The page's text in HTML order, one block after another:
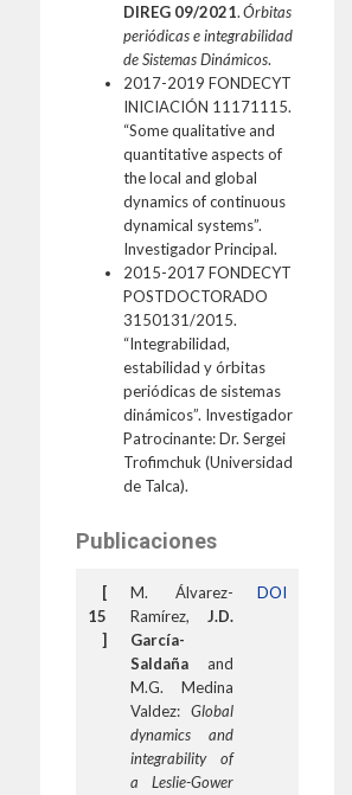
DIREG 09/2021.Órbitas
periódicas e integrabilidad
de Sistemas Dinámicos.
2017-2019 FONDECYT
INICIACIÓN 11171115.
“Some qualitative and
quantitative aspects of
the local and global
dynamics of continuous
dynamical systems”.
Investigador Principal.
2015-2017 FONDECYT
POSTDOCTORADO
3150131/2015.
“Integrabilidad,
estabilidad y órbitas
periódicas de sistemas
dinámicos”. Investigador
Patrocinante: Dr. Sergei
Trofimchuk (Universidad
de Talca).
Publicaciones
[
15
]
M. Álvarez-
Ramírez,J.D.
García-
Saldañaand
M.G. Medina
Valdez:Global
dynamics and
integrability of
a Leslie-Gower
DOI